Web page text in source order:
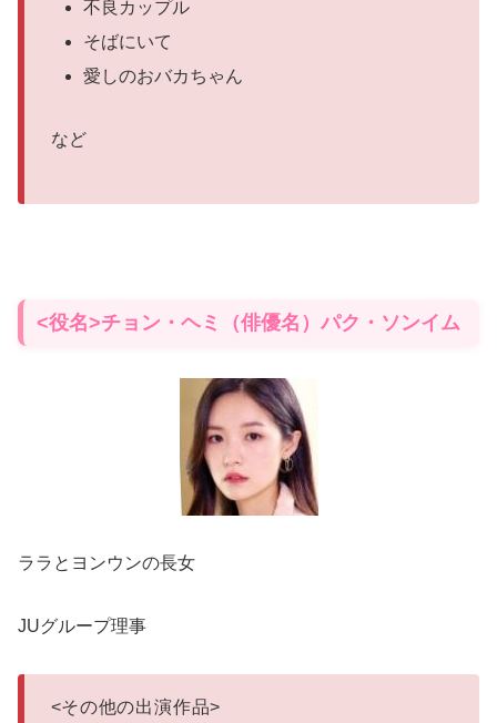
不良カップル
そばにいて
愛しのおバカちゃん
など
<役名>チョン・ヘミ（俳優名）パク・ソンイム
ララとヨンウンの長女
JUグループ理事
<その他の出演作品>